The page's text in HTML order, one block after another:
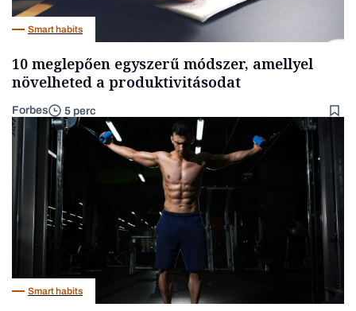
Smart habits
10 meglepően egyszerű módszer, amellyel
növelheted a produktivitásodat
Forbes 5 perc
Smart habits